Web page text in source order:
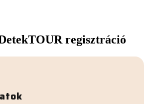
regisztráció